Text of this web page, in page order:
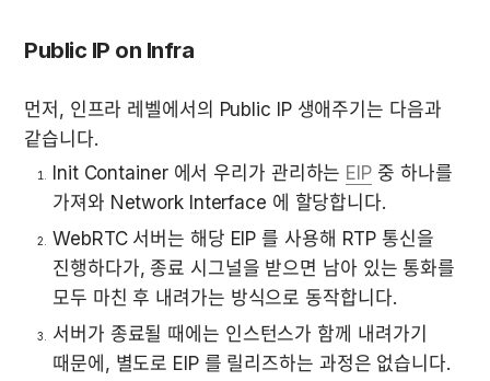
Public IP on Infra
먼저, 인프라 레벨에서의 Public IP 생애주기는 다음과
같습니다.
Init Container 에서 우리가 관리하는 EIP 중 하나를
가져와 Network Interface 에 할당합니다.
WebRTC 서버는 해당 EIP 를 사용해 RTP 통신을
진행하다가, 종료 시그널을 받으면 남아 있는 통화를
모두 마친 후 내려가는 방식으로 동작합니다.
서버가 종료될 때에는 인스턴스가 함께 내려가기
때문에, 별도로 EIP 를 릴리즈하는 과정은 없습니다.